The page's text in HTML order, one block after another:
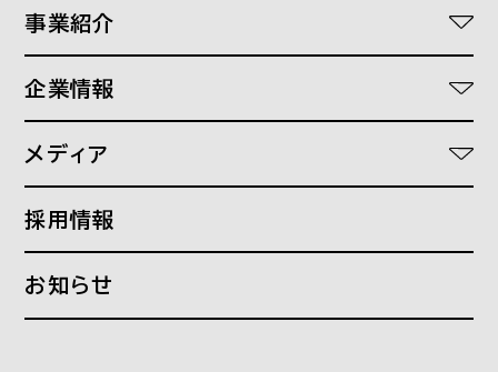
事業紹介
オフィスプランニング
文具と事務機器
SHOPS
ローカルデザイン
企業情報
会社概要
沿革
メディア
What a WORK PLACE!
偏愛オフィスカタログ
採用情報
お知らせ